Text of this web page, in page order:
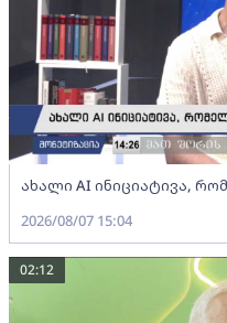
ახალი AI ინიციატივა,
2026/08/07 15:04
02:12